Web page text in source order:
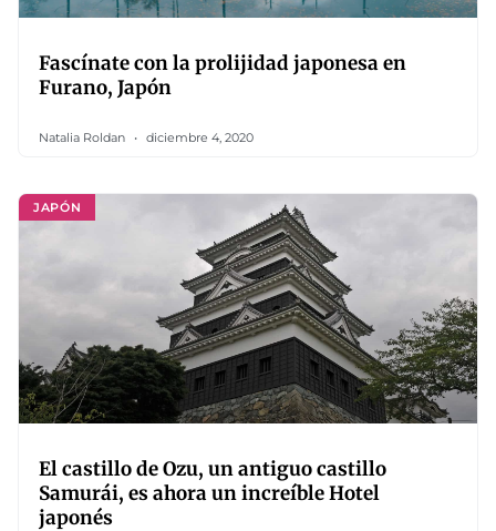
Fascínate con la prolijidad japonesa en
Furano, Japón
Natalia Roldan diciembre 4, 2020
JAPÓN
El castillo de Ozu, un antiguo castillo
Samurái, es ahora un increíble Hotel
japonés